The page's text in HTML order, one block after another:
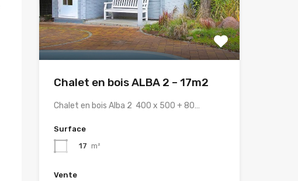
Chalet en bois ALBA 2 – 17m2
Chalet en bois Alba 2 400 x 500 + 80…
Surface
17 m²
Vente